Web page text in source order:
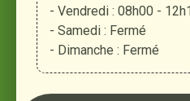
- Vendredi : 08h00 -
- Samedi : Fermé
- Dimanche : Fermé